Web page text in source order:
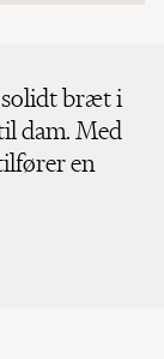
bræt i
dam. Med
en